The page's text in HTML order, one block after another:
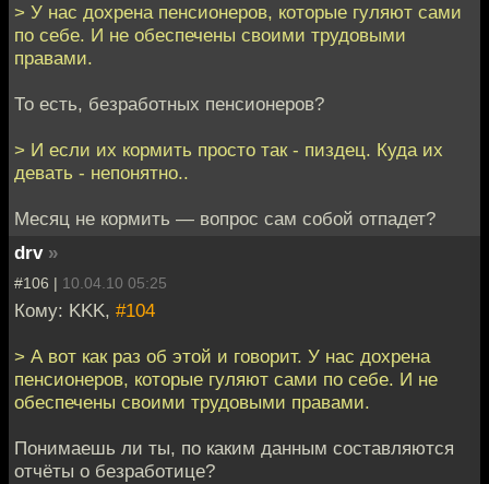
> У нас дохрена пенсионеров, которые гуляют сами
по себе. И не обеспечены своими трудовыми
правами.
То есть, безработных пенсионеров?
> И если их кормить просто так - пиздец. Куда их
девать - непонятно..
Месяц не кормить — вопрос сам собой отпадет?
drv »
#106 | 10.04.10 05:25
Кому: KKK, #104
> А вот как раз об этой и говорит. У нас дохрена
пенсионеров, которые гуляют сами по себе. И не
обеспечены своими трудовыми правами.
Понимаешь ли ты, по каким данным составляются
отчёты о безработице?